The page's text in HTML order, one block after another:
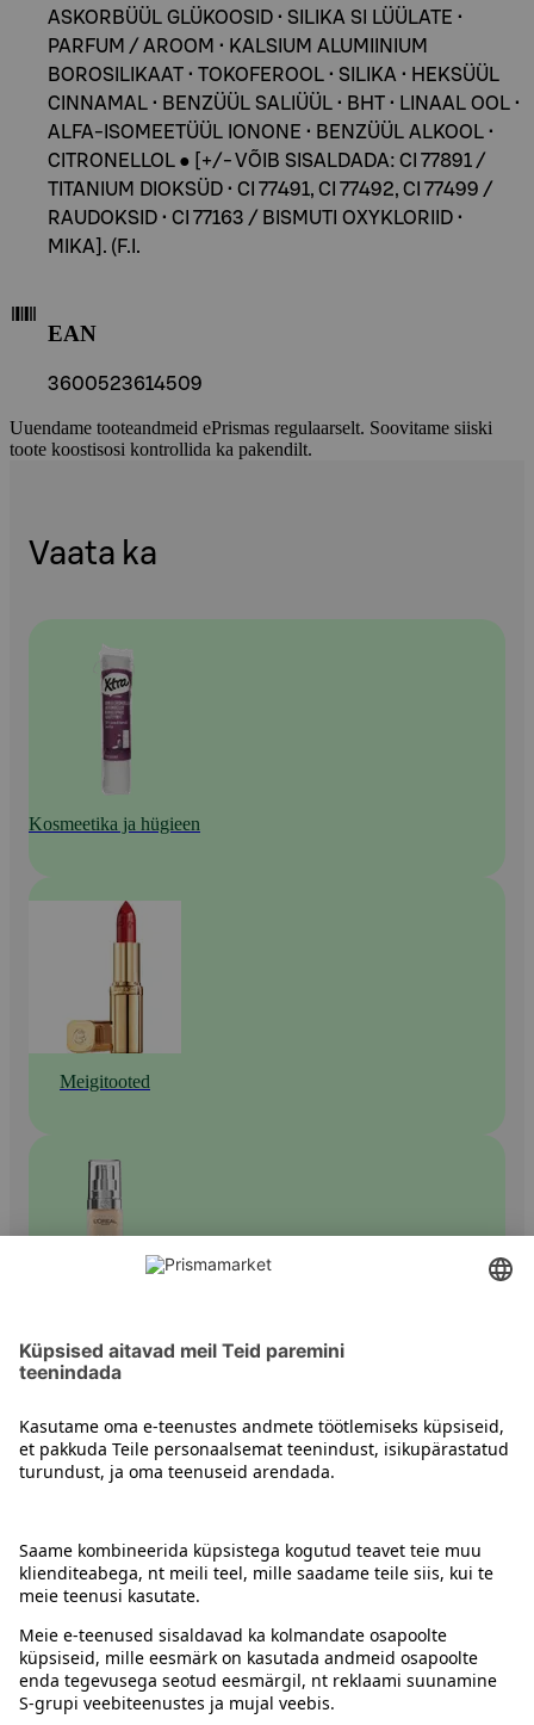
ASKORBÜÜL GLÜKOOSID • SILIKA SI LÜÜLATE •
PARFUM / AROOM • KALSIUM ALUMIINIUM
BOROSILIKAAT • TOKOFEROOL • SILIKA • HEKSÜÜL
CINNAMAL • BENZÜÜL SALIÜÜL • BHT • LINAAL OOL •
ALFA-ISOMEETÜÜL IONONE • BENZÜÜL ALKOOL •
CITRONELLOL ● [+/- VÕIB SISALDADA: CI 77891 /
TITANIUM DIOKSÜD • CI 77491, CI 77492, CI 77499 /
RAUDOKSID • CI 77163 / BISMUTI OXYKLORIID •
MIKA]. (F.I.
EAN
3600523614509
Uuendame tooteandmeid ePrismas regulaarselt. Soovitame siiski
toote koostisosi kontrollida ka pakendilt.
Vaata ka
Kosmeetika ja hügieen
Meigitooted
Meigikreemid
Juhised
Tingimused